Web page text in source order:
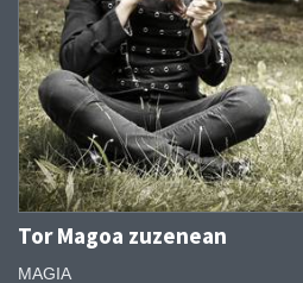
Tor Magoa zuzenean
MAGIA